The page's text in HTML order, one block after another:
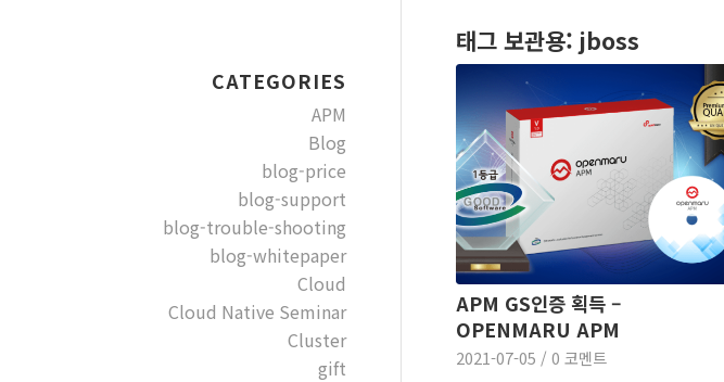
태그 보관용: jboss
APM GS인증 획득 –
OPENMARU APM
2021-07-05 / 0 코멘트
CATEGORIES
APM
Blog
blog-price
blog-support
blog-trouble-shooting
blog-whitepaper
Cloud
Cloud Native Seminar
Cluster
gift